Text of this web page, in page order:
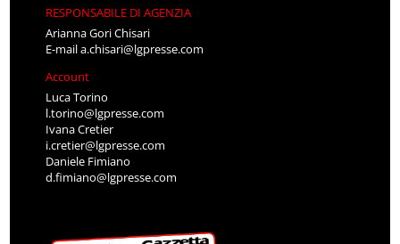
RESPONSABILE DI AGENZIA
Arianna Gori Chisari
E-maila.chisari@lgpresse.com
Account
Luca Torino
l.torino@lgpresse.com
Ivana Cretier
i.cretier@lgpresse.com
Daniele Fimiano
d.fimiano@lgpresse.com